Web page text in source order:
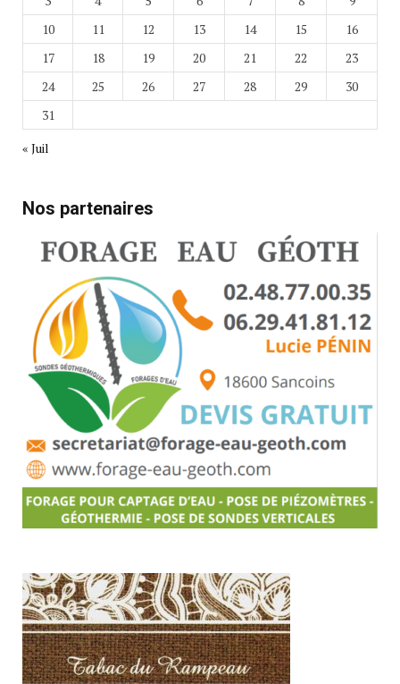
10
11 12 13 14 15
16
17
18 19 20 21 22
23
24
25 26 27 28 29
30
31
« Juil
Nos partenaires